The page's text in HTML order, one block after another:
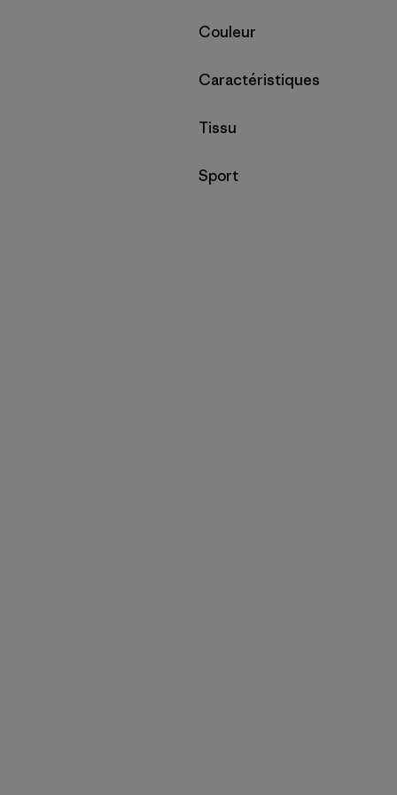
Filtrer par
Couleur
Filtrer par
Caractéristiques
Filtrer par
Tissu
Filtrer par
Sport